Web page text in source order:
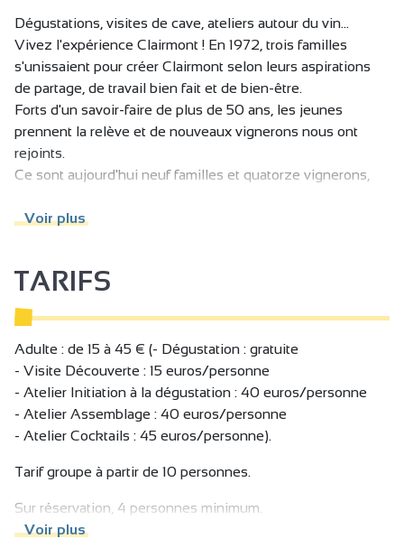
Dégustations, visites de cave, ateliers autour du vin...
Vivez l'expérience Clairmont ! En 1972, trois familles
s'unissaient pour créer Clairmont selon leurs aspirations
de partage, de travail bien fait et de bien-être.
Forts d'un savoir-faire de plus de 50 ans, les jeunes
prennent la relève et de nouveaux vignerons nous ont
rejoints.
Ce sont aujourd'hui neuf familles et quatorze vignerons,
terres à la bouteille pour vous offrir le meilleur de nos 130
Chaque récolte apportée par les vignerons est envisagée
de manière indépendante pour produire des vins
particuliers et différents mais qui portent la même
signature d'exigence et de qualité portée par tous.
Clairmont, c'est un esprit collectif vivant, fier de créer "Le
Vin Ensemble !", rattaché plus que jamais au savoir-faire et
au bien commun.
C'est cette envie de partage qui nous inspire à vous
de nos cuvées à travers une multitude d'activités !
Voir plus
TARIFS
Adulte : de 15 à 45 € (- Dégustation : gratuite
- Visite Découverte : 15 euros/personne
- Atelier Initiation à la dégustation : 40 euros/personne
- Atelier Assemblage : 40 euros/personne
- Atelier Cocktails : 45 euros/personne).
Tarif groupe à partir de 10 personnes.
Sur réservation, 4 personnes minimum.
Nous nous réservons le droit d'annuler l'activité 24h à
Voir plus